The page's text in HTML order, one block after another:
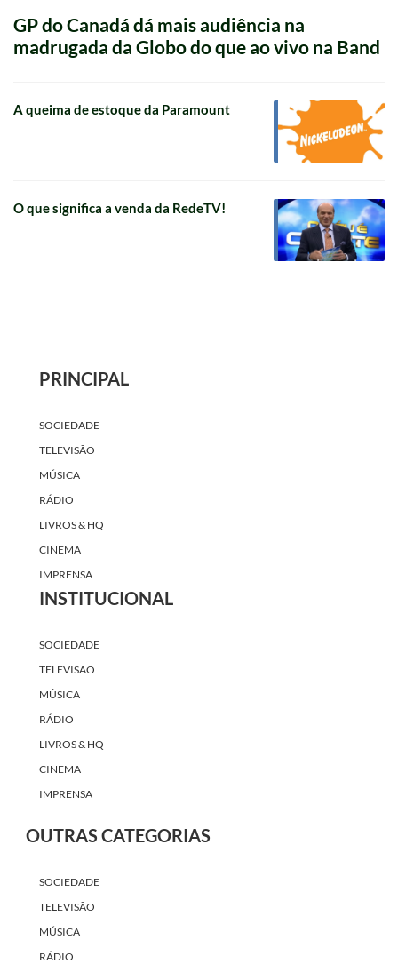
GP do Canadá dá mais audiência na
madrugada da Globo do que ao vivo na Band
A queima de estoque da Paramount
O que significa a venda da RedeTV!
PRINCIPAL
SOCIEDADE
TELEVISÃO
MÚSICA
RÁDIO
LIVROS & HQ
CINEMA
IMPRENSA
INSTITUCIONAL
SOCIEDADE
TELEVISÃO
MÚSICA
RÁDIO
LIVROS & HQ
CINEMA
IMPRENSA
OUTRAS CATEGORIAS
SOCIEDADE
TELEVISÃO
MÚSICA
RÁDIO